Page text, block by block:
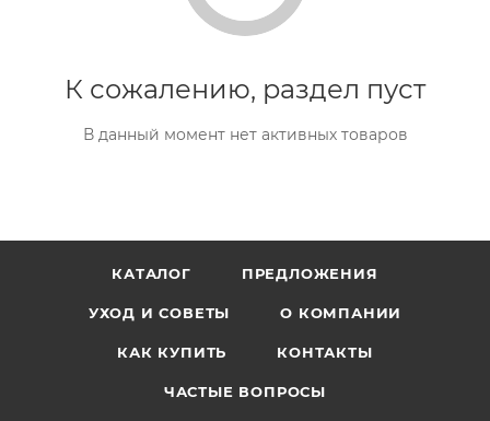
К сожалению, раздел пуст
В данный момент нет активных товаров
КАТАЛОГ ПРЕДЛОЖЕНИЯ
УХОД И СОВЕТЫ О КОМПАНИИ
КАК КУПИТЬ КОНТАКТЫ
ЧАСТЫЕ ВОПРОСЫ